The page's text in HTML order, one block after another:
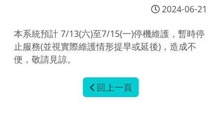
2024-06-21
本系統預計 7/13(六)至7/15(一)停機維護，暫時停
止服務(並視實際維護情形提早或延後)，造成不
便，敬請見諒。
回上一頁